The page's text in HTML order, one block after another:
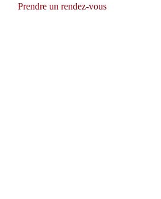
Prendre un rendez-vous